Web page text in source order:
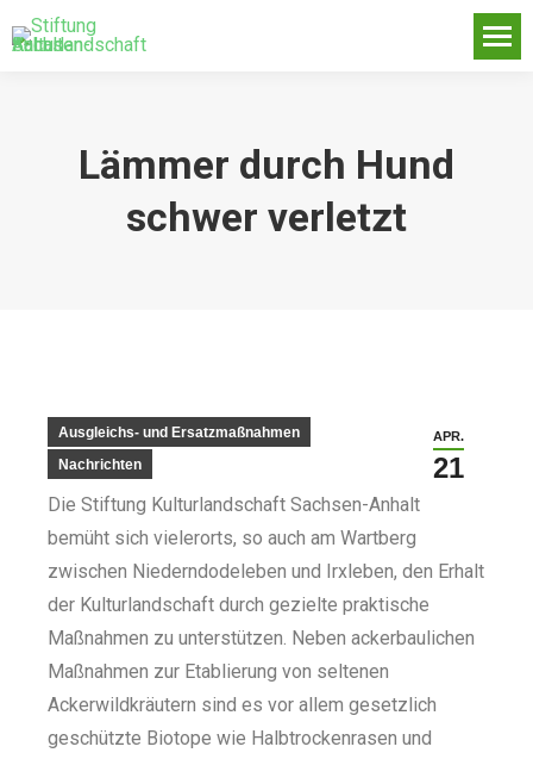
Lämmer durch Hund
schwer verletzt
APR.
21
Ausgleichs- und Ersatzmaßnahmen
Nachrichten
Die Stiftung Kulturlandschaft Sachsen-Anhalt
bemüht sich vielerorts, so auch am Wartberg
zwischen Niederndodeleben und Irxleben, den Erhalt
der Kulturlandschaft durch gezielte praktische
Maßnahmen zu unterstützen. Neben ackerbaulichen
Maßnahmen zur Etablierung von seltenen
Ackerwildkräutern sind es vor allem gesetzlich
geschützte Biotope wie Halbtrockenrasen und